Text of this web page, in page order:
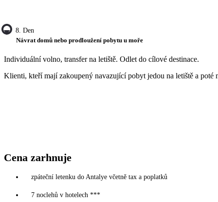
8. Den
Návrat domů nebo prodloužení pobytu u moře
Individuální volno, transfer na letiště. Odlet do cílové destinace.
Klienti, kteří mají zakoupený navazující pobyt jedou na letiště a poté
Cena zarhnuje
zpáteční letenku do Antalye včetně tax a poplatků
7 noclehů v hotelech ***